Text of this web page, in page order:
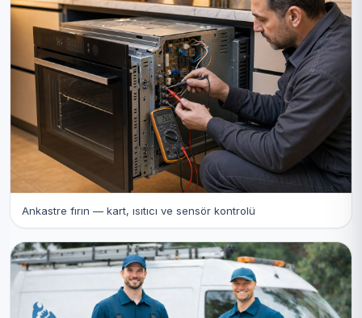
Ankastre fırın — kart, ısıtıcı ve sensör kontrolü